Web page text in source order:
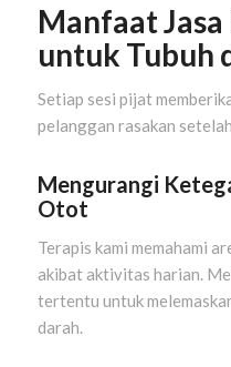
Manfaat
untuk Tubuh
Setiap sesi pijat
pelanggan rasakan
Mengurangi
Otot
Terapis kami memahami
akibat aktivitas harian.
tertentu untuk
darah.